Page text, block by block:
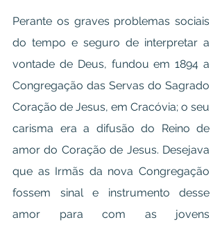
Perante os graves problemas sociais
do tempo e seguro de interpretar a
vontade de Deus, fundou em 1894 a
Congregação das Servas do Sagrado
Coração de Jesus, em Cracóvia; o seu
carisma era a difusão do Reino de
amor do Coração de Jesus. Desejava
que as Irmãs da nova Congregação
fossem sinal e instrumento desse
amor para com as jovens